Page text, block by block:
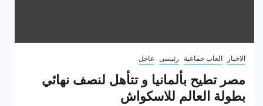
الاخبار العاب جماعية رئيسى عاجل
مصر تطيح بألمانيا و تتأهل لنصف نهائي
بطولة العالم للاسكواش